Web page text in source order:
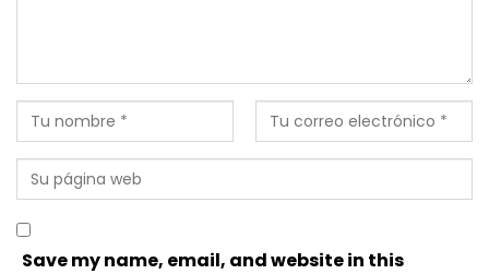
Save my name, email, and website in this